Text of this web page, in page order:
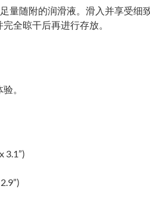
量随附的润滑液。滑入并享受细
全晾干后再进行存放。
。
3.1”)